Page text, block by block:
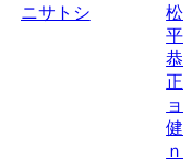
ニサトシ
松
平/
恭/
正
ョ
健
ｎ